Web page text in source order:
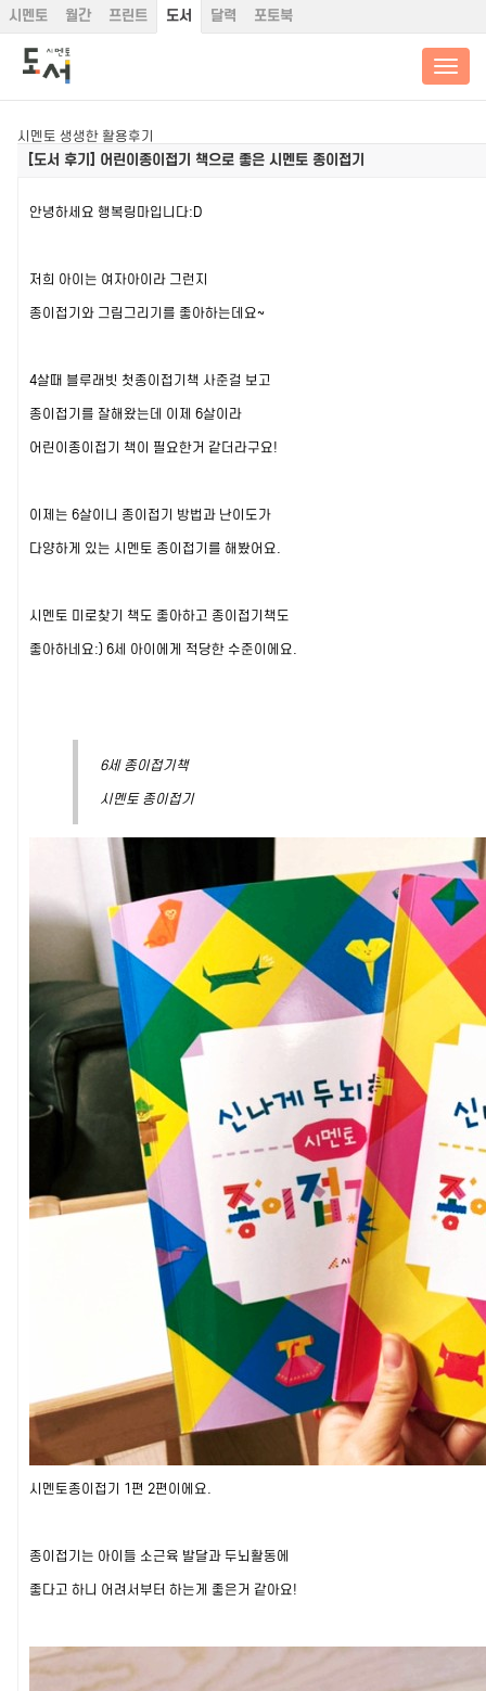
시멘토 월간 프린트 도서 달력 포토북
시멘토 생생한 활용후기
[도서 후기] 어린이종이접기 책으로 좋은 시멘토 종이접기
안녕하세요 행복링마입니다:D
저희 아이는 여자아이라 그런지
종이접기와 그림그리기를 좋아하는데요~
4살때 블루래빗 첫종이접기책 사준걸 보고
종이접기를 잘해왔는데 이제 6살이라
어린이종이접기 책이 필요한거 같더라구요!
이제는 6살이니 종이접기 방법과 난이도가
다양하게 있는 시멘토 종이접기를 해봤어요.
시멘토 미로찾기 책도 좋아하고 종이접기책도
좋아하네요:) 6세 아이에게 적당한 수준이에요.
6세 종이접기책
시멘토 종이접기
시멘토종이접기 1편 2편이에요.
종이접기는 아이들 소근육 발달과 두뇌활동에
좋다고 하니 어려서부터 하는게 좋은거 같아요!